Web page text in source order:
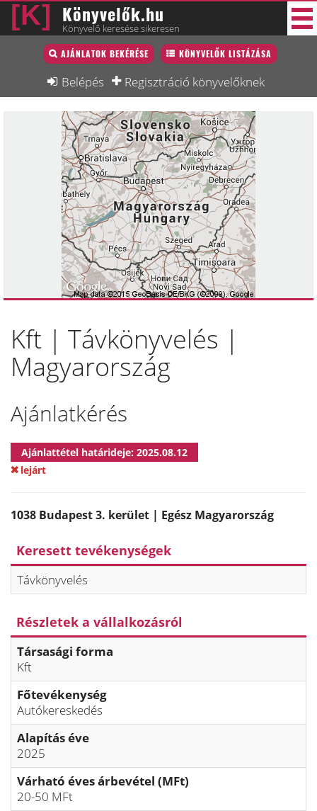
Könyvelők.hu
Könyvelő keresése sikeresen
AJÁNLATOK BEKÉRÉSE KÖNYVELŐK LISTÁZÁSA
Belépés Regisztráció könyvelőknek
Könyvelő lista
Könyvelési munkák
Képzésnaptár
Kft | Távkönyvelés |
Magyarország
Ajánlatkérés
Ajánlattétel határideje: 2025.08.12
lejárt
1038 Budapest 3. kerület | Egész Magyarország
Keresett tevékenységek
Távkönyvelés
Részletek a vállalkozásról
Társasági forma
Kft
Főtevékenység
Autókereskedés
Alapítás éve
2025
Várható éves árbevétel (MFt)
20-50 MFt